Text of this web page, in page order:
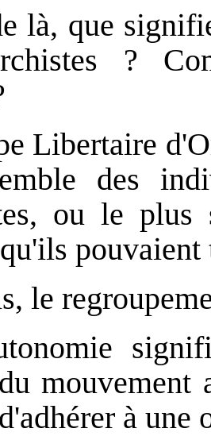
là, que
?
Libertaire
des
ou le plus
le
mouvement
à une